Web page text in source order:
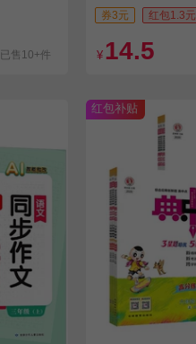
已售10+件
级上下册
券3元 红包1.3元
¥ 14.5
红包补贴